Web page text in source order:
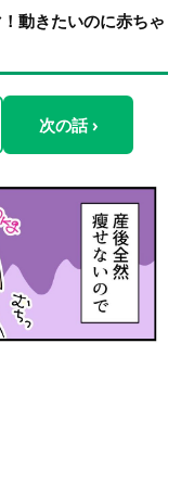
動きたいのに赤ちゃ
次の話 ›